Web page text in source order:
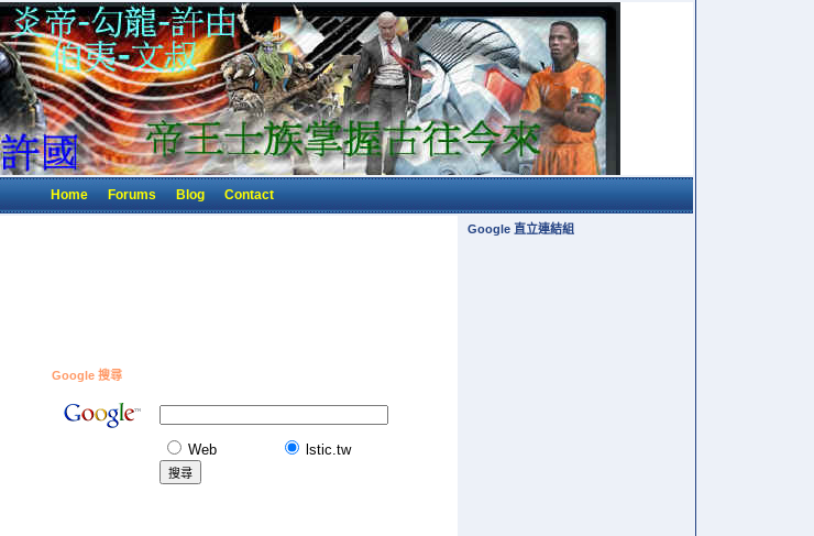
Home Forums Blog Contact
Google 搜尋
Web lstic.tw
Google 直立連結組